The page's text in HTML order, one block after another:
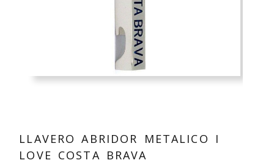
LLAVERO ABRIDOR METALICO I
LOVE COSTA BRAVA